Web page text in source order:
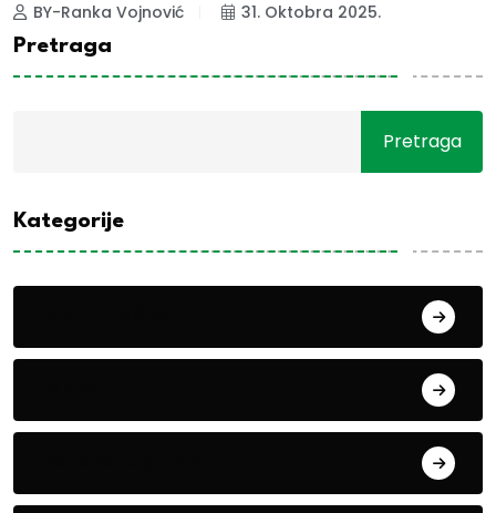
BY-Ranka Vojnović
31. Oktobra 2025.
Pretraga
Pretraga
Kategorije